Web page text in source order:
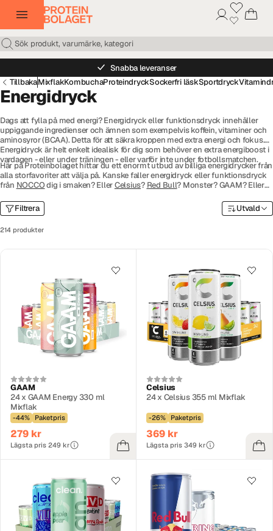
Snabba leveranser
TillbakaMixflakKombuchaProteindryckSockerfri läskSportdryck
Energidryck
Dags att fylla på med energi? Energidryck eller funktionsdryck innehåller
uppiggande ingredienser och ämnen som exempelvis koffein, vitaminer och
aminosyror (BCAA). Detta för att säkra kroppen med extra energi och fokus.
Energidryck är helt enkelt idealisk för dig som behöver en extra energiboost i
vardagen - eller under träningen - eller varför inte under fotbollsmatchen.
Här på Proteinbolaget hittar du ett enormt utbud av billiga energidrycker från
alla storfavoriter att välja på. Kanske faller energidryck eller funktionsdryck
från NOCCOdig i smaken? EllerCelsius? Red Bull? Monster? GAAM? Eller
sortiment. Beställ hem energidryck i flak, enstaka burkar, eller varför inte ett
mixflak med alla dina favoritsmaker i ett enda flak.
Filtrera
214 produkter
Utvald
GAAM
24 x GAAM Energy 330 ml
Mixflak
-44% Paketpris
279 kr
Lägsta pris 249 kr
Celsius
24 x Celsius 355 ml Mixflak
-26% Paketpris
369 kr
Lägsta pris 349 kr